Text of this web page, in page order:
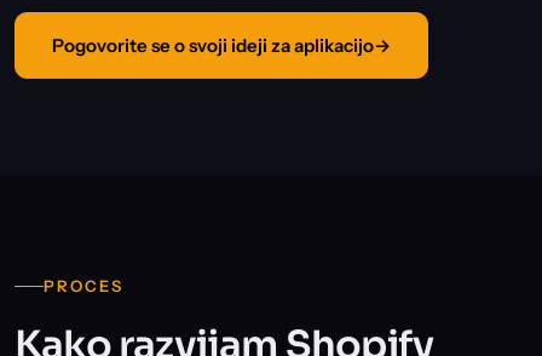
Pogovorite se o svoji ideji za aplikacijo→
PROCES
Kako razvijam Shopify